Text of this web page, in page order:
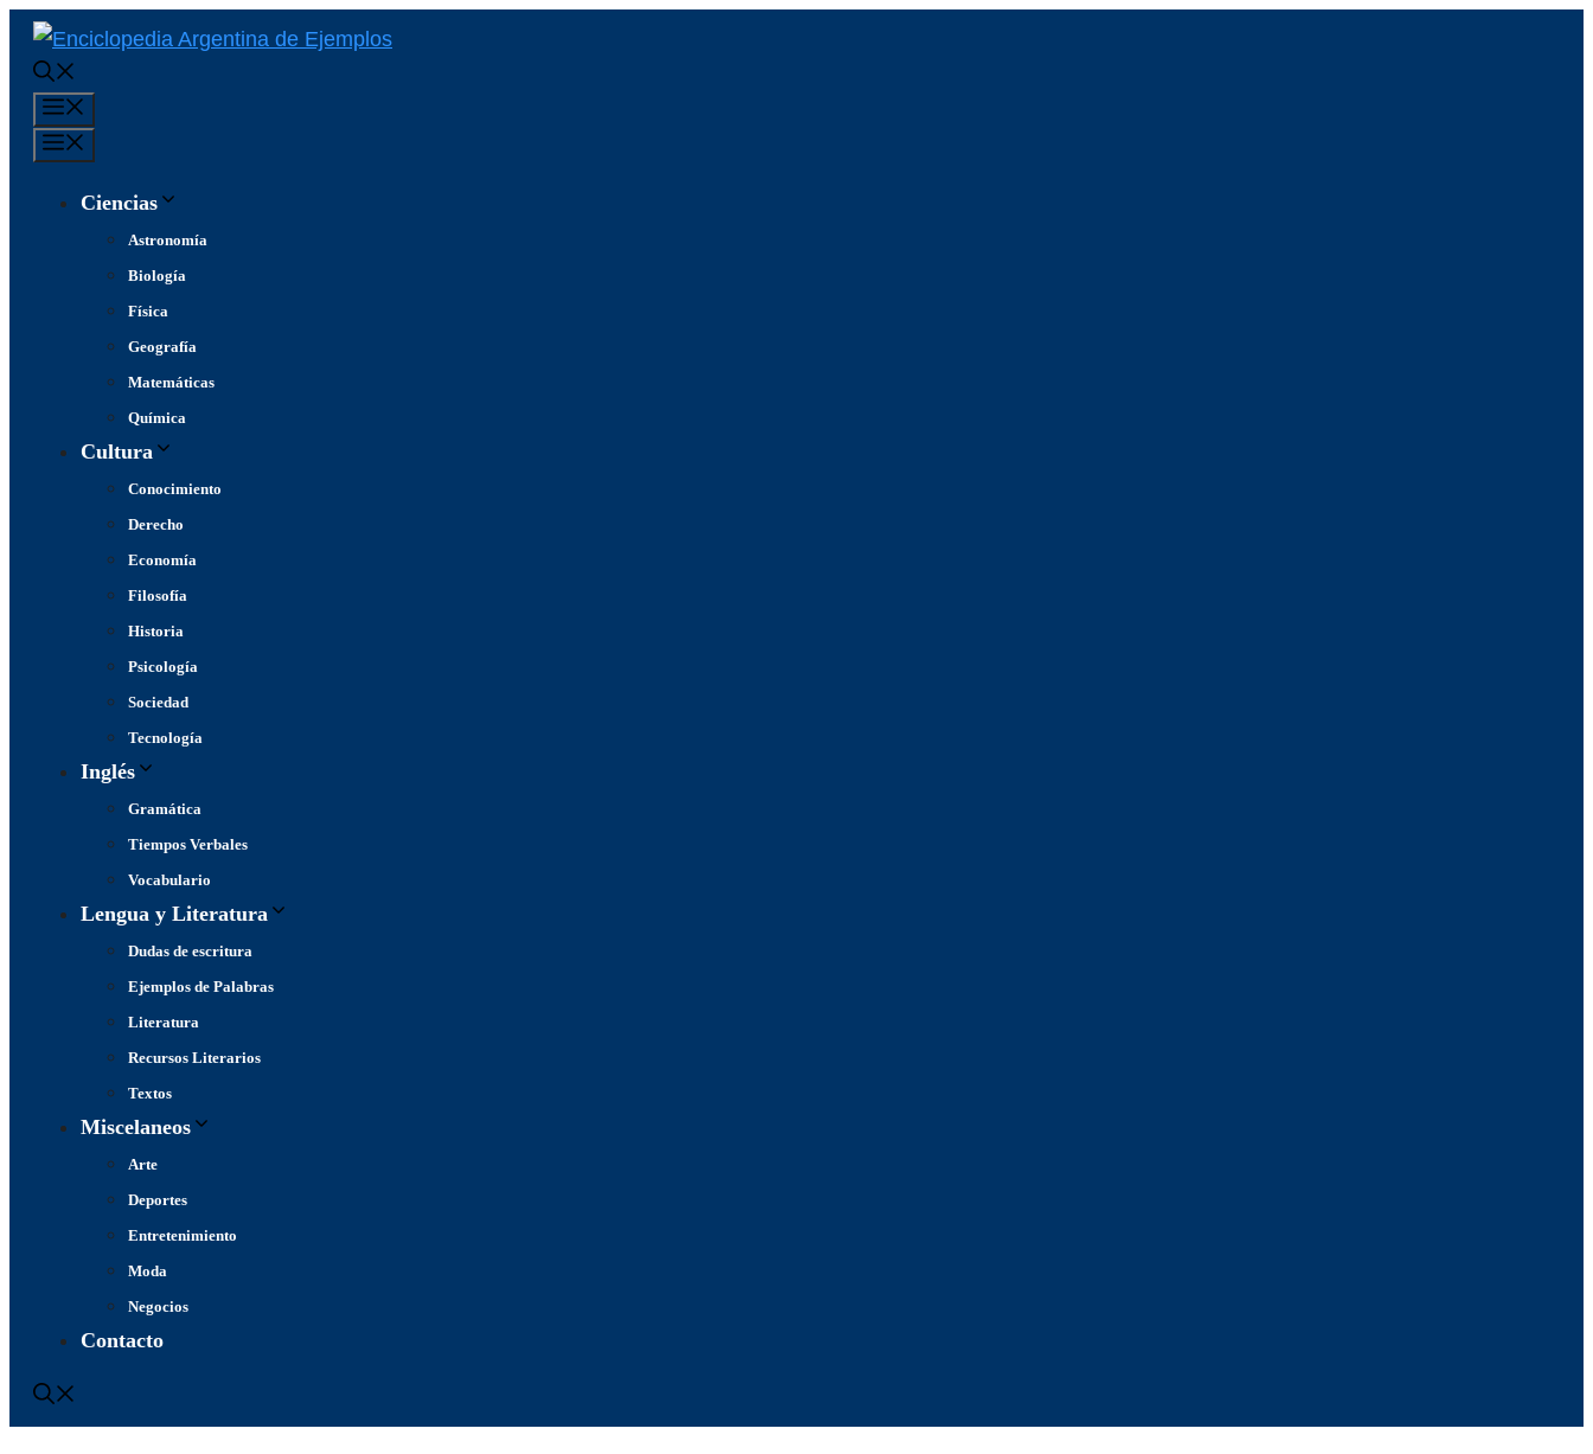
Saltar
contenido
Ciencias
Astronomía
Biología
Física
Geografía
Matemáticas
Química
Cultura
Conocimiento
Derecho
Economía
Filosofía
Historia
Psicología
Sociedad
Tecnología
Inglés
Gramática
Tiempos Verbales
Vocabulario
Lengua y Literatura
Dudas de escritura
Ejemplos de Palabras
Literatura
Recursos Literarios
Textos
Miscelaneos
Arte
Deportes
Entretenimiento
Moda
Negocios
Contacto